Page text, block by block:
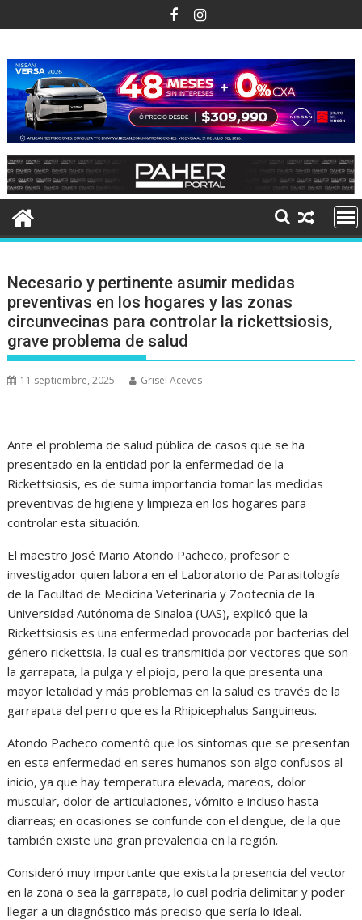
al
Necesario y pertinente asumir medidas
preventivas en los hogares y las zonas
circunvecinas para controlar la rickettsiosis,
grave problema de salud
11 septiembre, 2025 Grisel Aceves
Ante el problema de salud pública de casos que se ha
presentado en la entidad por la enfermedad de la
Rickettsiosis, es de suma importancia tomar las medidas
preventivas de higiene y limpieza en los hogares para
controlar esta situación.
El maestro José Mario Atondo Pacheco, profesor e
investigador quien labora en el Laboratorio de Parasitología
de la Facultad de Medicina Veterinaria y Zootecnia de la
Universidad Autónoma de Sinaloa (UAS), explicó que la
Rickettsiosis es una enfermedad provocada por bacterias del
género rickettsia, la cual es transmitida por vectores que son
la garrapata, la pulga y el piojo, pero la que presenta una
mayor letalidad y más problemas en la salud es través de la
garrapata del perro que es la Rhipicephalus Sanguineus.
Atondo Pacheco comentó que los síntomas que se presentan
en esta enfermedad en seres humanos son algo confusos al
inicio, ya que hay temperatura elevada, mareos, dolor
muscular, dolor de articulaciones, vómito e incluso hasta
diarreas; en ocasiones se confunde con el dengue, de la que
también existe una gran prevalencia en la región.
Consideró muy importante que exista la presencia del vector
en la zona o sea la garrapata, lo cual podría delimitar y poder
llegar a un diagnóstico más preciso que sería lo ideal.